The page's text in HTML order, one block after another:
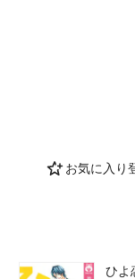
お気に入り
ひよ